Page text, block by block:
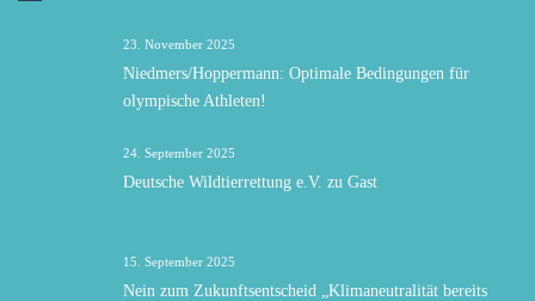
23. November 2025
Niedmers/Hoppermann: Optimale Bedingungen für
olympische Athleten!
24. September 2025
Deutsche Wildtierrettung e.V. zu Gast
15. September 2025
Nein zum Zukunftsentscheid „Klimaneutralität bereits